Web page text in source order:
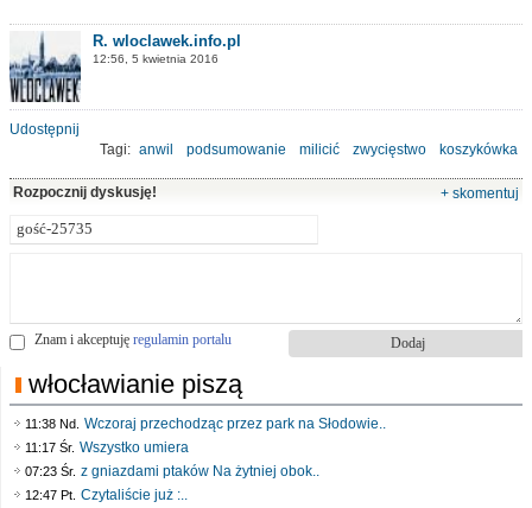
R. wloclawek.info.pl
12:56, 5 kwietnia 2016
Udostępnij
Tagi: anwil podsumowanie milicić zwycięstwo
koszykówka
drużyna
Rozpocznij dyskusję!
+ skomentuj
Znam i akceptuję regulamin portalu
włocławianie piszą
11:38 Nd. Wczoraj przechodząc przez park na Słodowie..
11:17 Śr. Wszystko umiera
07:23 Śr. z gniazdami ptaków Na żytniej obok..
12:47 Pt. Czytaliście już :..